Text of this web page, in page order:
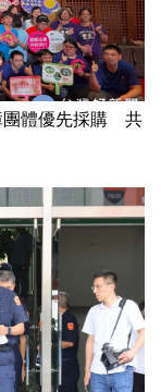
團體優先採購 共